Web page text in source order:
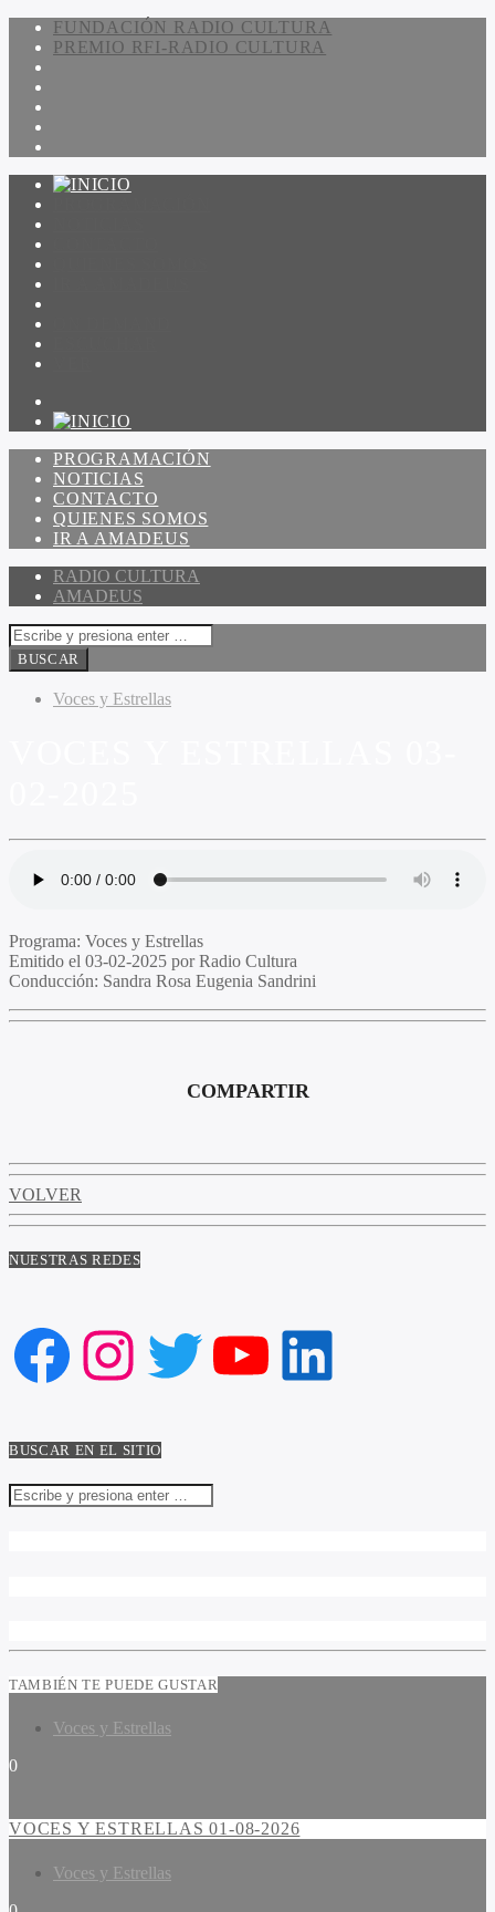
FUNDACIÓN RADIO CULTURA
PREMIO RFI-RADIO CULTURA
PROGRAMACIÓN
NOTICIAS
CONTACTO
QUIENES SOMOS
IR A AMADEUS
RADIO CULTURA
AMADEUS
Voces y Estrellas
Programa: Voces y Estrellas
Emitido el 03-02-2025 por Radio Cultura
Conducción: Sandra Rosa Eugenia Sandrini
COMPARTIR
VOLVER
NUESTRAS REDES
Facebook
Instagram
Twitter
YouTube
LinkedIn
BUSCAR EN EL SITIO
TAMBIÉN TE PUEDE GUSTAR
Voces y Estrellas
0
VOCES Y ESTRELLAS 01-08-2026
Voces y Estrellas